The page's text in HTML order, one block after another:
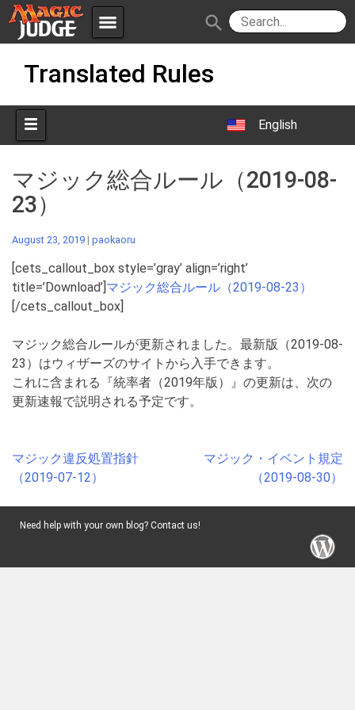
menu
JudgeApps
Forum
Judges
Policies IPG
JAR
search
Translated Rules
English
マジック総合ルール（2019-08-
23）
August 23, 2019 | paokaoru
[cets_callout_box style=’gray’ align=’right’
title=’Download’] マジック総合ルール（2019-08-23）
[/cets_callout_box]
マジック総合ルールが更新されました。最新版（2019-08-
23）はウィザーズのサイトから入手できます。
これに含まれる『統率者（2019年版）』の更新は、次の
更新速報で説明される予定です。
Post
navigation
マジック違反処置指針
（2019-07-12）
マジック・イベント規定
（2019-08-30）
Need help with your own blog? Contact us!